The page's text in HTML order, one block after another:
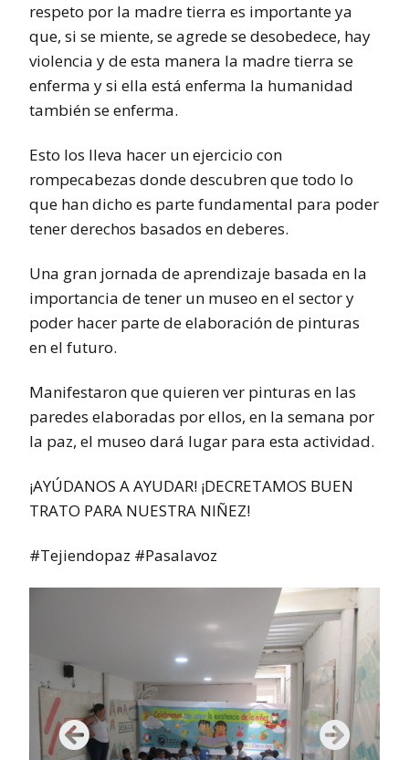
respeto por la madre tierra es importante ya
que, si se miente, se agrede se desobedece, hay
violencia y de esta manera la madre tierra se
enferma y si ella está enferma la humanidad
también se enferma.
Esto los lleva hacer un ejercicio con
rompecabezas donde descubren que todo lo
que han dicho es parte fundamental para poder
tener derechos basados en deberes.
Una gran jornada de aprendizaje basada en la
importancia de tener un museo en el sector y
poder hacer parte de elaboración de pinturas
en el futuro.
Manifestaron que quieren ver pinturas en las
paredes elaboradas por ellos, en la semana por
la paz, el museo dará lugar para esta actividad.
¡AYÚDANOS A AYUDAR! ¡DECRETAMOS BUEN
TRATO PARA NUESTRA NIÑEZ!
#Tejiendopaz #Pasalavoz